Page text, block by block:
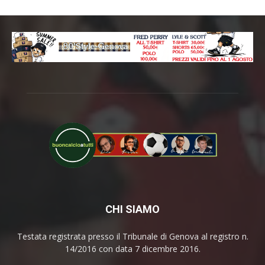
CHI SIAMO
Testata registrata presso il Tribunale di Genova al registro n.
14/2016 con data 7 dicembre 2016.